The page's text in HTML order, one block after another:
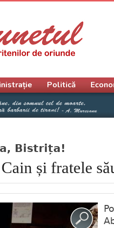
Bistrița!
și fratele
Politică